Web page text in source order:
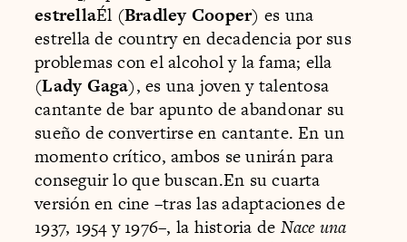
estrellaÉl (Bradley Cooper) es una
estrella de country en decadencia por sus
problemas con el alcohol y la fama; ella
(Lady Gaga), es una joven y talentosa
cantante de bar apunto de abandonar su
sueño de convertirse en cantante. En un
momento crítico, ambos se unirán para
conseguir lo que buscan.En su cuarta
versión en cine –tras las adaptaciones de
1937, 1954 y 1976–, la historia de Nace una